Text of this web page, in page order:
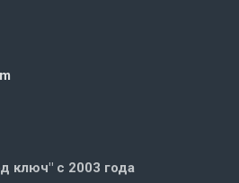
ключ" с 2003 года